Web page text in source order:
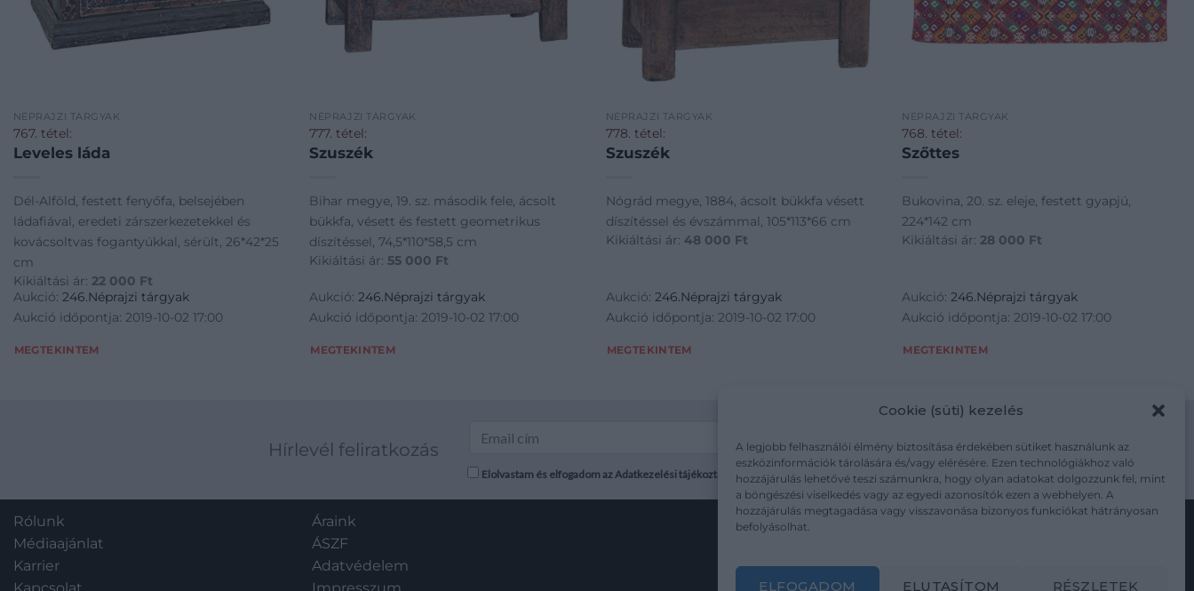
Cookie (süti) kezelés
A legjobb felhasználói élmény biztosítása érdekében sütiket használunk az
eszközinformációk tárolására és/vagy elérésére. Ezen technológiákhoz való
hozzájárulás lehetővé teszi számunkra, hogy olyan adatokat dolgozzunk fel, mint
a böngészési viselkedés vagy az egyedi azonosítók ezen a webhelyen. A
hozzájárulás megtagadása vagy visszavonása bizonyos funkciókat hátrányosan
befolyásolhat.
ELFOGADOM ELUTASÍTOM RÉSZLETEK
NÉPRAJZI TÁRGYAK
767. tétel:
Leveles láda
Dél-Alföld, festett fenyőfa, belsejében
ládafiával, eredeti zárszerkezetekkel és
kovácsoltvas fogantyúkkal, sérült, 26*42*25
cm
Kikiáltási ár: 22 000 Ft
Aukció: 246.Néprajzi tárgyak
Aukció időpontja: 2019-10-02 17:00
MEGTEKINTEM
NÉPRAJZI TÁRGYAK
777. tétel:
Szuszék
Bihar megye, 19. sz. második fele, ácsolt
bükkfa, vésett és festett geometrikus
díszítéssel, 74,5*110*58,5 cm
Kikiáltási ár: 55 000 Ft
Aukció:246.Néprajzi tárgyak
Aukció időpontja: 2019-10-02 17:00
MEGTEKINTEM
NÉPRAJZI TÁRGYAK
778. tétel:
Szuszék
Nógrád megye, 1884, ácsolt bükkfa vésett
díszítéssel és évszámmal, 105*113*66 cm
Kikiáltási ár: 48 000 Ft
Aukció: 246.Néprajzi tárgyak
Aukció időpontja: 2019-10-02 17:00
MEGTEKINTEM
NÉPRAJZI TÁRGYAK
768. tétel:
Szőttes
Bukovina, 20. sz. eleje, festett gyapjú,
224*142 cm
Kikiáltási ár: 28 000 Ft
Aukció:246.Néprajzi tárgyak
Aukció időpontja: 2019-10-02 17:00
MEGTEKINTEM
Hírlevél feliratkozás
Elolvastam és elfogadom az Adatkezelési tájékoztatót: mutargy.com/adatkezelesi-tajekoztato/
Rólunk
Médiaajánlat
Karrier
Áraink
ÁSZF
Adatvédelem